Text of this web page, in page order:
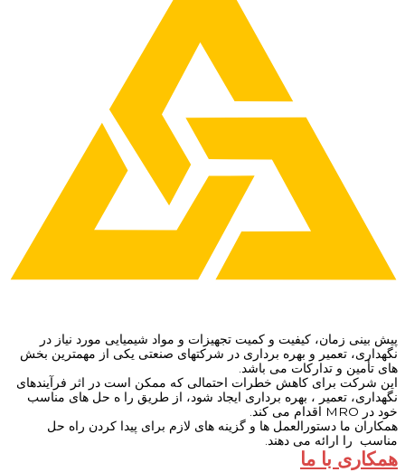
پیش بینی زمان، کیفیت و کمیت تجهیزات و مواد شیمیایی مورد نیاز در
نگهداری، تعمیر و بهره برداری در شرکتهای صنعتی یکی از مهمترین بخش
های تأمین و تدارکات می باشد.
این شرکت برای کاهش خطرات احتمالی که ممکن است در اثر فرآیندهای
نگهداری، تعمیر ، بهره برداری ایجاد شود، از طریق را ه حل های مناسب
خود در MRO اقدام می کند.
همکاران ما دستورالعمل ها و گزینه های لازم برای پیدا کردن راه حل
مناسب را ارائه می دهند.
همکاری با ما